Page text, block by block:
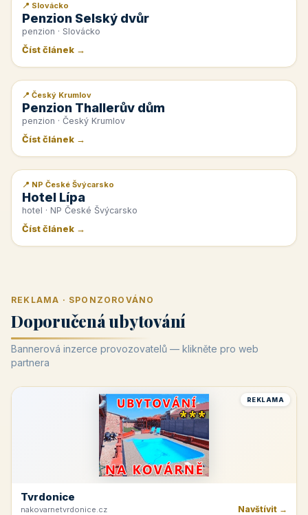
📰 PR článek
📍 Slovácko
Penzion Selský dvůr
penzion · Slovácko
Číst článek →
📰 PR článek
📍 Český Krumlov
Penzion Thallerův dům
penzion · Český Krumlov
Číst článek →
📰 PR článek
📍 NP České Švýcarsko
Hotel Lípa
hotel · NP České Švýcarsko
Číst článek →
REKLAMA · SPONZOROVÁNO
Doporučená ubytování
Bannerová inzerce provozovatelů — klikněte pro web
partnera
REKLAMA
Tvrdonice
nakovarnetvrdonice.cz Navštívit →